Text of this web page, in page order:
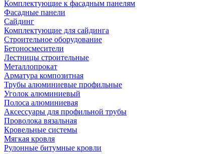
Комплектующие к фасадным панелям
Фасадные панели
Сайдинг
Комплектующие для сайдинга
Строительное оборудование
Бетоносмесители
Лестницы строительные
Металлопрокат
Арматура композитная
Трубы алюминиевые профильные
Уголок алюминиевый
Полоса алюминиевая
Аксессуары для профильной трубы
Проволока вязальная
Кровельные системы
Мягкая кровля
Рулонные битумные кровли